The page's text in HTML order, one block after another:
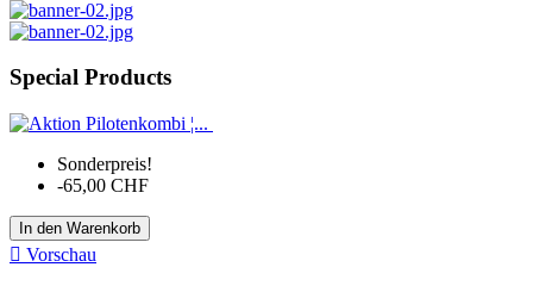
Special Products
Sonderpreis!
-65,00 CHF
In den Warenkorb
 Vorschau